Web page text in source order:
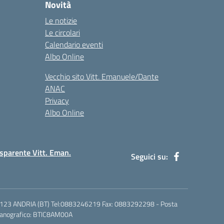
Novità
Le notizie
Le circolari
Calendario eventi
Albo Online
Vecchio sito Vitt. Emanuele/Dante
ANAC
Privacy
Albo Online
Vitt. Eman.
Seguici su:
ANDRIA (BT) Tel:0883246219 Fax: 0883292298 - Posta
BTIC8AM00A